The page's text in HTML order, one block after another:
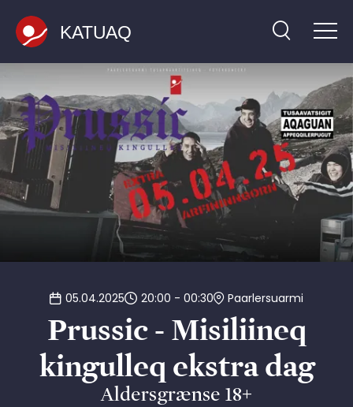
Hop
til
hovedindhold
05.04.2025 20:00 - 00:30 Paarlersuarmi
Prussic - Misiliineq
kingulleq ekstra dag
Aldersgrænse 18+